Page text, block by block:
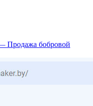
Продажа бобровой